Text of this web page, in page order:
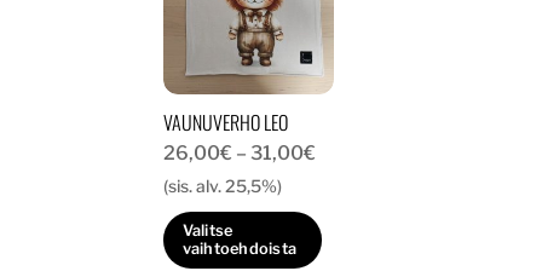
valinnat
tuotteen
sivulla.
VAUNUVERHO LEO
26,00€ – 31,00€
-
31,00€
(sis. alv. 25,5%)
Valitse
vaihtoehdoista